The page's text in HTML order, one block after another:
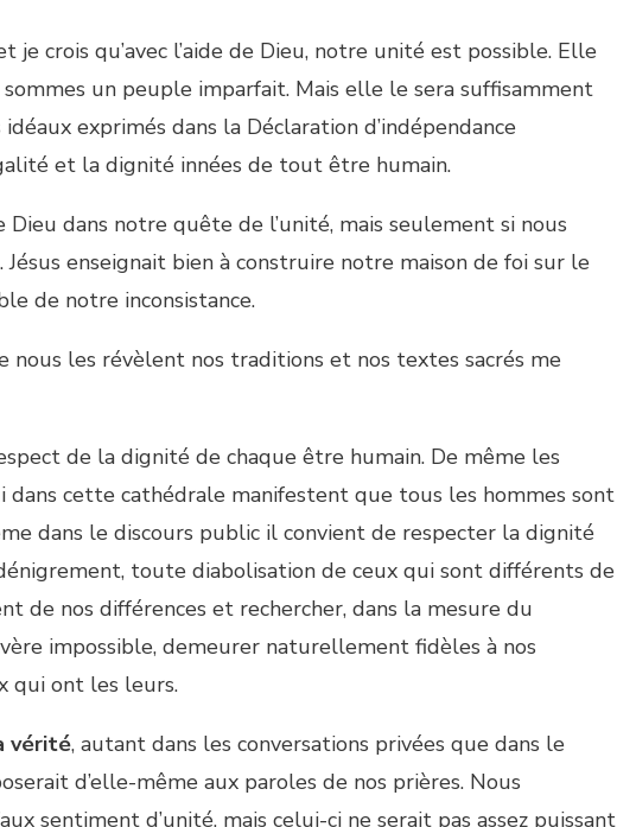
je crois qu’avec l’aide de Dieu, notre unité est possible. Elle
un peuple imparfait. Mais elle le sera suffisamment
exprimés dans la Déclaration d’indépendance
et la dignité innées de tout être humain.
Dieu dans notre quête de l’unité, mais seulement si nous
enseignait bien à construire notre maison de foi sur le
de notre inconsistance.
nous les révèlent nos traditions et nos textes sacrés me
de la dignité de chaque être humain. De même les
dans cette cathédrale manifestent que tous les hommes sont
dans le discours public il convient de respecter la dignité
toute diabolisation de ceux qui sont différents de
de nos différences et rechercher, dans la mesure du
impossible, demeurer naturellement fidèles à nos
qui ont les leurs.
vérité, autant dans les conversations privées que dans le
d’elle-même aux paroles de nos prières. Nous
sentiment d’unité, mais celui-ci ne serait pas assez puissant